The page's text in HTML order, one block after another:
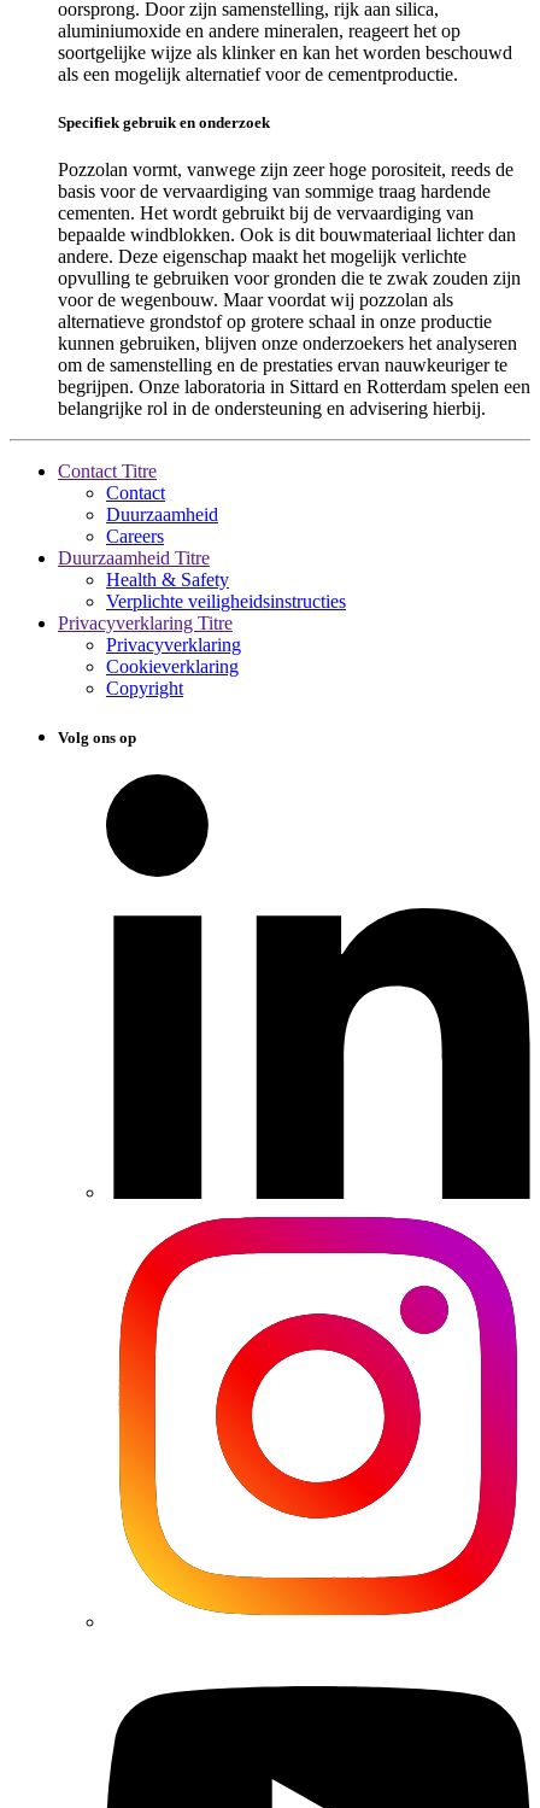
oorsprong. Door zijn samenstelling, rijk aan silica,
aluminiumoxide en andere mineralen, reageert het op
soortgelijke wijze als klinker en kan het worden beschouwd
als een mogelijk alternatief voor de cementproductie.
Specifiek gebruik en onderzoek
Pozzolan vormt, vanwege zijn zeer hoge porositeit, reeds de
basis voor de vervaardiging van sommige traag hardende
cementen. Het wordt gebruikt bij de vervaardiging van
bepaalde windblokken. Ook is dit bouwmateriaal lichter dan
andere. Deze eigenschap maakt het mogelijk verlichte
opvulling te gebruiken voor gronden die te zwak zouden zijn
voor de wegenbouw. Maar voordat wij pozzolan als
alternatieve grondstof op grotere schaal in onze productie
kunnen gebruiken, blijven onze onderzoekers het analyseren
om de samenstelling en de prestaties ervan nauwkeuriger te
begrijpen. Onze laboratoria in Sittard en Rotterdam spelen een
belangrijke rol in de ondersteuning en advisering hierbij.
Contact Titre
Contact
Duurzaamheid
Careers
Duurzaamheid Titre
Health & Safety
Verplichte veiligheidsinstructies
Privacyverklaring Titre
Privacyverklaring
Cookieverklaring
Copyright
Volg ons op